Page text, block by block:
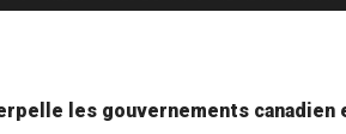
les gouvernements canadien